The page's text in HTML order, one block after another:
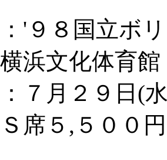
'９８国立ボ
浜文化体育館
７月２９日(
席５,５００